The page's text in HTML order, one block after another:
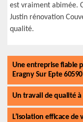
est vraiment abimée.
Justin rénovation
qualité.
Une entreprise fiable
Eragny Sur Epte 60590
Un travail de qualité
L’isolation efficace